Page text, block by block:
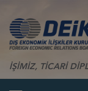
İŞİMİZ, TİCARİ